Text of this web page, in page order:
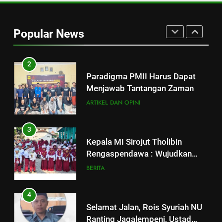
Popular News
dan Penguatan Ideologi
ASWAJA di Kalangan Generasi Z
2
Paradigma PMII Harus Dapat
Menjawab Tantangan Zaman
ARTIKEL DAN OPINI
3
Kepala MI Sirojut Tholibin
Rengaspendawa : Wujudkan
Madrasah Bahagia
BERITA
4
Selamat Jalan, Rois Syuriah NU
Ranting Jagalempeni, Ustad